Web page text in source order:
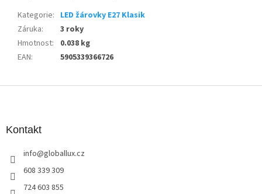
Kategorie: LED žárovky E27 Klasik
Záruka:
3 roky
Hmotnost:
0.038 kg
EAN: 5905339366726
Kontakt
info@globallux.cz
608 339 309
724 603 855